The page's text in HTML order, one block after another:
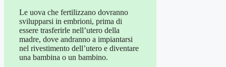
Le uova che fertilizzano dovranno
svilupparsi in embrioni, prima di
essere trasferirle nell’utero della
madre, dove andranno a impiantarsi
nel rivestimento dell’utero e diventare
una bambina o un bambino.